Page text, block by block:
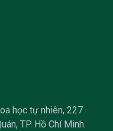
học tự nhiên, 227
TP. Hồ Chí Minh.